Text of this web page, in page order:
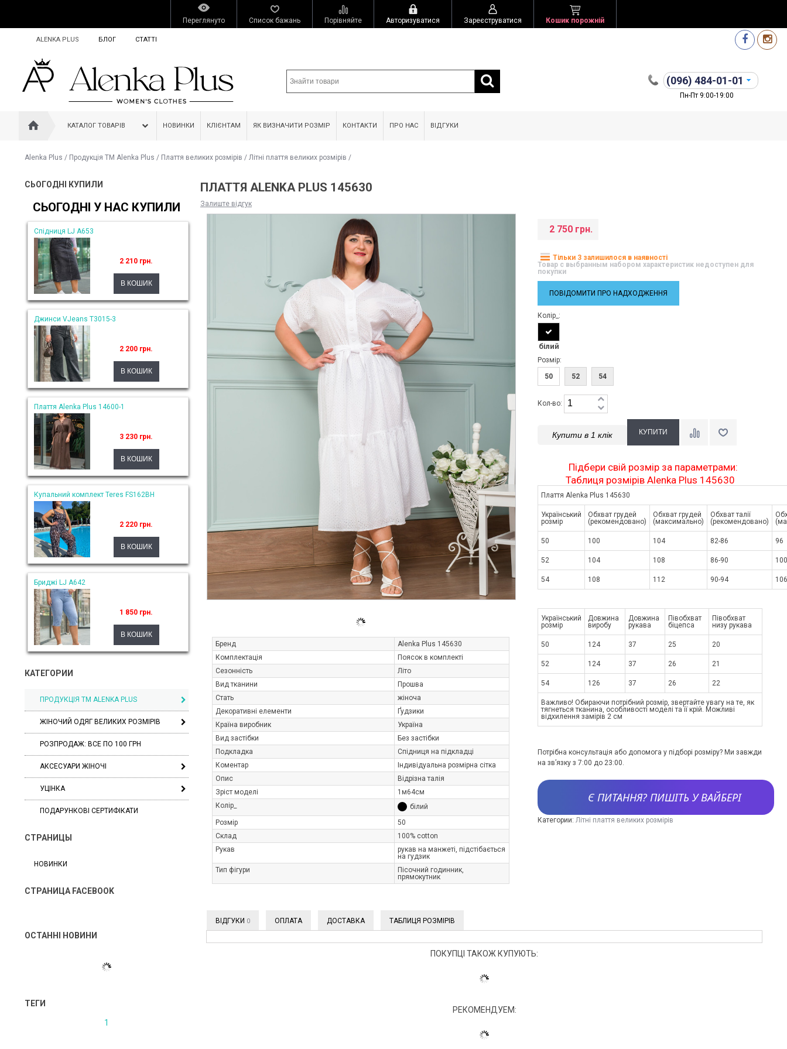
Переглянуто Список бажань Порівняйте Авторизуватися Зареєструватися Кошик порожній
ALENKA PLUS БЛОГ СТАТТІ
(096) 484-01-01
Пн-Пт 9:00-19:00
КАТАЛОГ ТОВАРІВ НОВИНКИ КЛІЄНТАМ ЯК ВИЗНАЧИТИ РОЗМІР КОНТАКТИ ПРО НАС ВІДГУКИ
Alenka Plus / Продукція ТМ Alenka Plus / Плаття великих розмірів / Літні плаття великих розмірів /
СЬОГОДНІ КУПИЛИ
СЬОГОДНІ У НАС КУПИЛИ
Спідниця LJ A653
2 210 грн.
Джинси VJeans T3015-3
2 200 грн.
Плаття Alenka Plus 14600-1
3 230 грн.
Купальний комплект Teres FS162BH
2 220 грн.
Бриджі LJ A642
1 850 грн.
КАТЕГОРИИ
ПРОДУКЦІЯ ТМ ALENKA PLUS
ЖІНОЧИЙ ОДЯГ ВЕЛИКИХ РОЗМІРІВ
РОЗПРОДАЖ: ВСЕ ПО 100 ГРН
АКСЕСУАРИ ЖІНОЧІ
УЦІНКА
ПОДАРУНКОВІ СЕРТИФІКАТИ
СТРАНИЦЫ
НОВИНКИ
СТРАНИЦА FACEBOOK
ОСТАННІ НОВИНИ
ТЕГИ
1
ПЛАТТЯ ALENKA PLUS 145630
Залиште відгук
Бренд
Alenka Plus 145630
Комплектація
Поясок в комплекті
Сезонність
Літо
Вид тканини
Прошва
Стать
жіноча
Декоративні елементи
Ґудзики
Країна виробник
Україна
Вид застібки
Без застібки
Подкладка
Спідниця на підкладці
Коментар
Індивідуальна розмірна сітка
Опис
Відрізна талія
Зріст моделі
1м64см
Колір_
білий
Розмір
50
Склад
100% cotton
Рукав
рукав на манжеті, підстібається
на гудзик
Тип фігури
Пісочний годинник,
прямокутник
2 750 грн.
Тільки 3 залишилося в наявності
Товар с выбранным набором характеристик недоступен для
покупки
ПОВІДОМИТИ ПРО НАДХОДЖЕННЯ
Колір_:
білий
Розмір:
50
52 54
Кол-во:
Купити в 1 клік
Підбери свій розмір за параметрами:
Таблиця розмірів Alenka Plus 145630
Плаття Alenka Plus 145630
Український
розмір
Обхват грудей
(рекомендовано)
Обхват грудей
(максимально)
Обхват талії
(рекомендовано)
50 100 104 82-86 96
52 104 108 86-90 100
54 108 112 90-94 106
Український
розмір
Довжина
виробу
Довжина
рукава
Півобхват
біцепса
Півобхват
низу рукава
50 124 37 25 20
52 124 37 26 21
54 126 37 26 22
Важливо! Обираючи потрібний розмір, звертайте увагу на те, як
тягнеться тканина, особливості моделі та її крій. Можливі
відхилення замірів 2 см
Потрібна консультація або допомога у підборі розміру? Ми завжди
на зв’язку з 7:00 до 23:00.
Є ПИТАННЯ? ПИШІТЬ У ВАЙБЕРІ
Категории: Літні плаття великих розмірів
ВІДГУКИ 0 ОПЛАТА ДОСТАВКА ТАБЛИЦЯ РОЗМІРІВ
ПОКУПЦІ ТАКОЖ КУПУЮТЬ:
РЕКОМЕНДУЕМ: